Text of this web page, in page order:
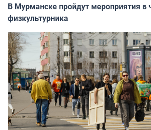
В Мурманске пройдут мероприятия в
физкультурника